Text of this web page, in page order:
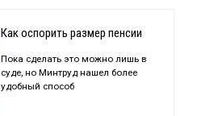
Как оспорить размер пенсии
Пока сделать это можно лишь в
суде, но Минтруд нашел более
удобный способ